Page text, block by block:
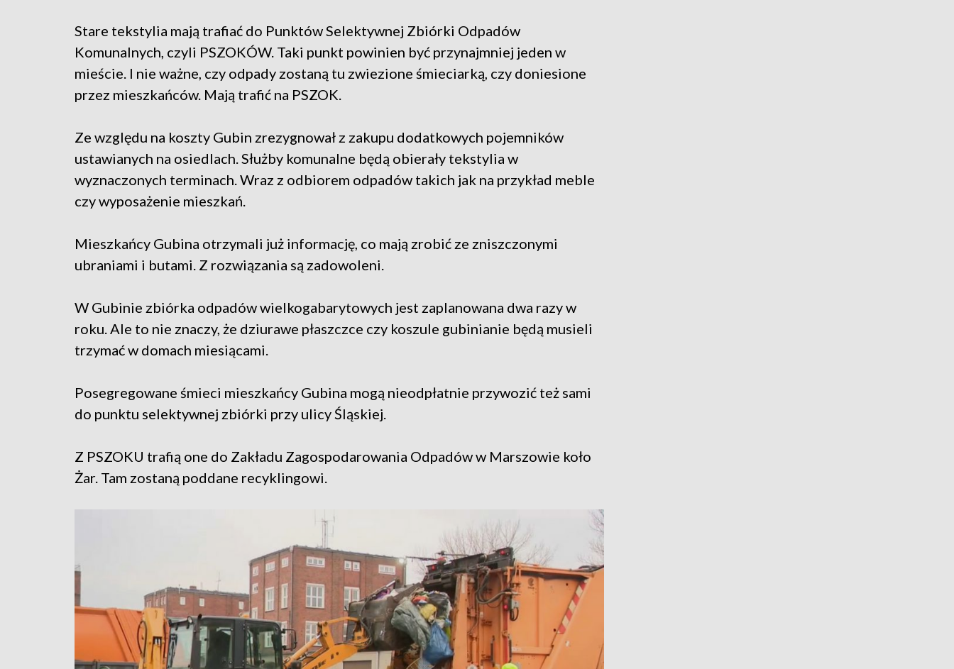
Stare tekstylia mają trafiać do Punktów Selektywnej Zbiórki Odpadów
Komunalnych, czyli PSZOKÓW. Taki punkt powinien być przynajmniej jeden w
mieście. I nie ważne, czy odpady zostaną tu zwiezione śmieciarką, czy doniesione
przez mieszkańców. Mają trafić na PSZOK.
Ze względu na koszty Gubin zrezygnował z zakupu dodatkowych pojemników
ustawianych na osiedlach. Służby komunalne będą obierały tekstylia w
wyznaczonych terminach. Wraz z odbiorem odpadów takich jak na przykład meble
czy wyposażenie mieszkań.
Mieszkańcy Gubina otrzymali już informację, co mają zrobić ze zniszczonymi
ubraniami i butami. Z rozwiązania są zadowoleni.
W Gubinie zbiórka odpadów wielkogabarytowych jest zaplanowana dwa razy w
roku. Ale to nie znaczy, że dziurawe płaszczce czy koszule gubinianie będą musieli
trzymać w domach miesiącami.
Posegregowane śmieci mieszkańcy Gubina mogą nieodpłatnie przywozić też sami
do punktu selektywnej zbiórki przy ulicy Śląskiej.
Z PSZOKU trafią one do Zakładu Zagospodarowania Odpadów w Marszowie koło
Żar. Tam zostaną poddane recyklingowi.